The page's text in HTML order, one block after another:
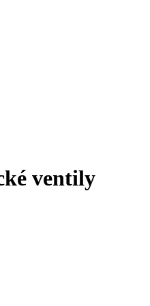
ventily